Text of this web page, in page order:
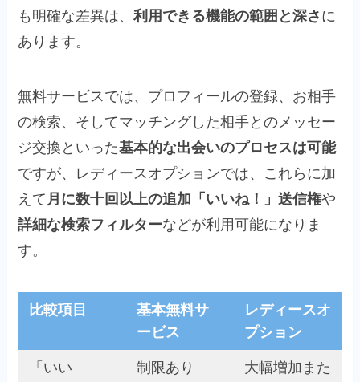
も明確な差異は、利用できる機能の範囲と深さ に
あります。
無料サービスでは、プロフィールの登録、お相手
の検索、そしてマッチングした相手とのメッセー
ジ交換といった基本的な出会いのプロセスは可能
ですが、レディースオプションでは、これらに加
えて 月に数十回以上の追加「いいね！」送信権や
詳細な検索フィルターなどが利用可能になりま
す。
比較項目
基本無料サ
ービス
レディースオ
プション
「いい
制限あり
大幅増加また